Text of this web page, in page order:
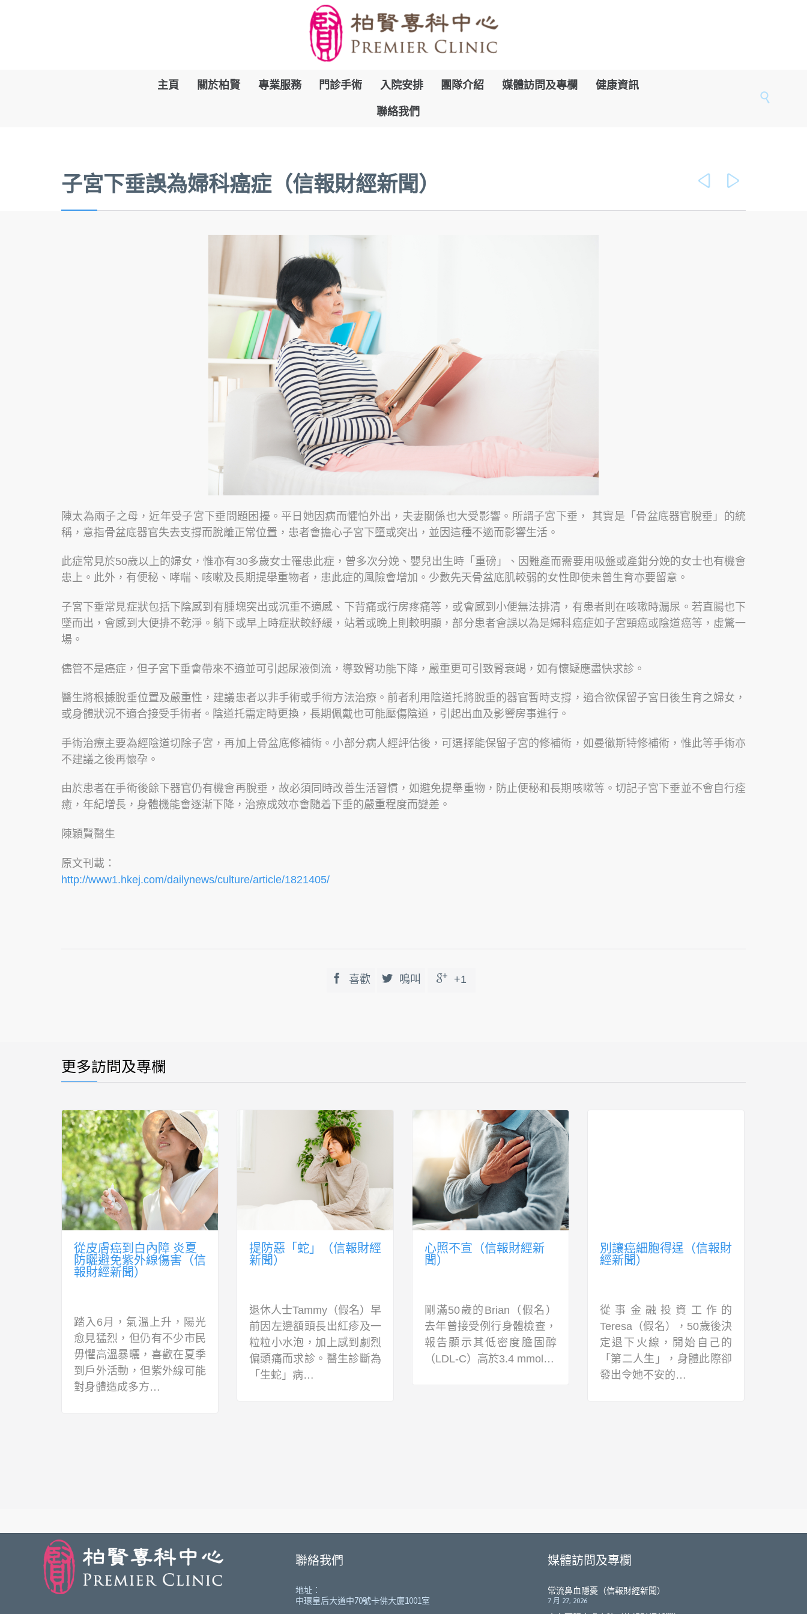
跳
內
主頁 關於柏賢 專業服務 門診手術 入院安排 團隊介紹 媒體訪問及專欄 健康資訊
聯絡我們

子宮下垂誤為婦科癌症（信報財經新聞）  
陳太為兩子之母，近年受子宮下垂問題困擾。平日她因病而懼怕外出，夫妻關係也大受影響。所謂子宮下垂， 其實是「骨盆底器官脫垂」的統
稱，意指骨盆底器官失去支撐而脫離正常位置，患者會擔心子宮下墮或突出，並因這種不適而影響生活。
此症常見於50歲以上的婦女，惟亦有30多歲女士罹患此症，曾多次分娩、嬰兒出生時「重磅」、因難產而需要用吸盤或產鉗分娩的女士也有機會
患上。此外，有便秘、哮喘、咳嗽及長期提舉重物者，患此症的風險會增加。少數先天骨盆底肌較弱的女性即使未曾生育亦要留意。
子宮下垂常見症狀包括下陰感到有腫塊突出或沉重不適感、下背痛或行房疼痛等，或會感到小便無法排清，有患者則在咳嗽時漏尿。若直腸也下
墜而出，會感到大便排不乾淨。躺下或早上時症狀較紓緩，站着或晚上則較明顯，部分患者會誤以為是婦科癌症如子宮頸癌或陰道癌等，虛驚一
場。
儘管不是癌症，但子宮下垂會帶來不適並可引起尿液倒流，導致腎功能下降，嚴重更可引致腎衰竭，如有懷疑應盡快求診。
醫生將根據脫垂位置及嚴重性，建議患者以非手術或手術方法治療。前者利用陰道托將脫垂的器官暫時支撐，適合欲保留子宮日後生育之婦女，
或身體狀況不適合接受手術者。陰道托需定時更換，長期佩戴也可能壓傷陰道，引起出血及影響房事進行。
手術治療主要為經陰道切除子宮，再加上骨盆底修補術。小部分病人經評估後，可選擇能保留子宮的修補術，如曼徹斯特修補術，惟此等手術亦
不建議之後再懷孕。
由於患者在手術後餘下器官仍有機會再脫垂，故必須同時改善生活習慣，如避免提舉重物，防止便秘和長期咳嗽等。切記子宮下垂並不會自行痊
癒，年紀增長，身體機能會逐漸下降，治療成效亦會隨着下垂的嚴重程度而變差。
陳穎賢醫生
原文刊載：
http://www1.hkej.com/dailynews/culture/article/1821405/
 喜歡  鳴叫  +1
更多訪問及專欄
從皮膚癌到白內障 炎夏
防曬避免紫外線傷害（信
報財經新聞）
踏入6月，氣溫上升，陽光
愈見猛烈，但仍有不少市民
毋懼高溫暴曬，喜歡在夏季
到戶外活動，但紫外線可能
對身體造成多方…
提防惡「蛇」（信報財經
新聞）
退休人士Tammy（假名）早
前因左邊額頭長出紅疹及一
粒粒小水泡，加上感到劇烈
偏頭痛而求診。醫生診斷為
「生蛇」病…
心照不宣（信報財經新
聞）
剛滿50歲的Brian（假名）
去年曾接受例行身體檢查，
報告顯示其低密度膽固醇
（LDL-C）高於3.4 mmol…
別讓癌細胞得逞（信報財
經新聞）
從事金融投資工作的
Teresa（假名），50歲後決
定退下火線，開始自己的
「第二人生」，身體此際卻
發出令她不安的…
聯絡我們
地址：
中環皇后大道中70號卡佛大廈1001室
媒體訪問及專欄
常流鼻血隱憂（信報財經新聞）
7 月 27, 2026